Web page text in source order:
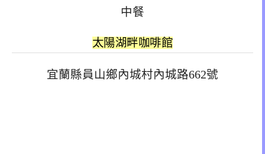
中餐
太陽湖畔咖啡館
宜蘭縣員山鄉內城村內城路662號